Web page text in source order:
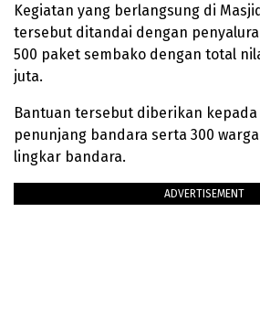
Kegiatan yang berlangsung di
tersebut ditandai dengan
500 paket sembako dengan total
juta.
Bantuan tersebut diberikan kepada
penunjang bandara serta 300
lingkar bandara.
ADVERTISEMENT